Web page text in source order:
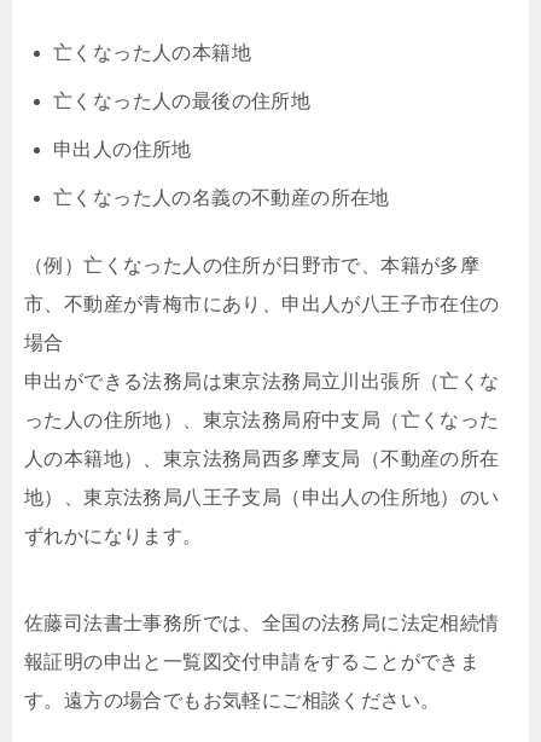
亡くなった人の本籍地
亡くなった人の最後の住所地
申出人の住所地
亡くなった人の名義の不動産の所在地
（例）亡くなった人の住所が日野市で、本籍が多摩
市、不動産が青梅市にあり、申出人が八王子市在住の
場合
申出ができる法務局は東京法務局立川出張所（亡くな
った人の住所地）、東京法務局府中支局（亡くなった
人の本籍地）、東京法務局西多摩支局（不動産の所在
地）、東京法務局八王子支局（申出人の住所地）のい
ずれかになります。
佐藤司法書士事務所では、全国の法務局に法定相続情
報証明の申出と一覧図交付申請をすることができま
す。遠方の場合でもお気軽にご相談ください。